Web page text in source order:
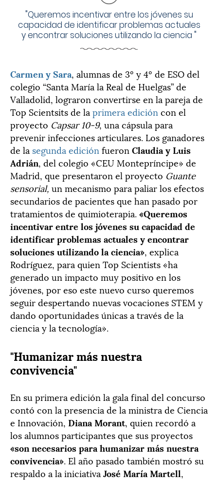
"Queremos incentivar entre los jóvenes su
capacidad de identificar problemas actuales
y encontrar soluciones utilizando la ciencia "
Carmen y Sara, alumnas de 3º y 4º de ESO del
colegio “Santa María la Real de Huelgas” de
Valladolid, lograron convertirse en la pareja de
Top Scientsits de la primera edición con el
proyecto Capsar 10-9, una cápsula para
prevenir infecciones articulares. Los ganadores
de la segunda edición fueron Claudia y Luis
Adrián, del colegio «CEU Montepríncipe» de
Madrid, que presentaron el proyecto Guante
sensorial, un mecanismo para paliar los efectos
secundarios de pacientes que han pasado por
tratamientos de quimioterapia.«Queremos
incentivar entre los jóvenes su capacidad de
identificar problemas actuales y encontrar
soluciones utilizando la ciencia», explica
Rodríguez, para quien Top Scientists «ha
generado un impacto muy positivo en los
jóvenes, por eso este nuevo curso queremos
seguir despertando nuevas vocaciones STEM y
dando oportunidades únicas a través de la
ciencia y la tecnología».
"Humanizar más nuestra
convivencia"
En su primera edición la gala final del concurso
contó con la presencia de la ministra de Ciencia
e Innovación, Diana Morant, quien recordó a
los alumnos participantes que sus proyectos
«son necesarios para humanizar más nuestra
convivencia». El año pasado también mostró su
respaldo a la iniciativa José María Martell,